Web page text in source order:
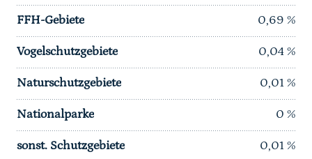
FFH-Gebiete 0,69 %
Vogelschutzgebiete 0,04 %
Naturschutzgebiete 0,01 %
Nationalparke 0 %
sonst. Schutzgebiete 0,01 %